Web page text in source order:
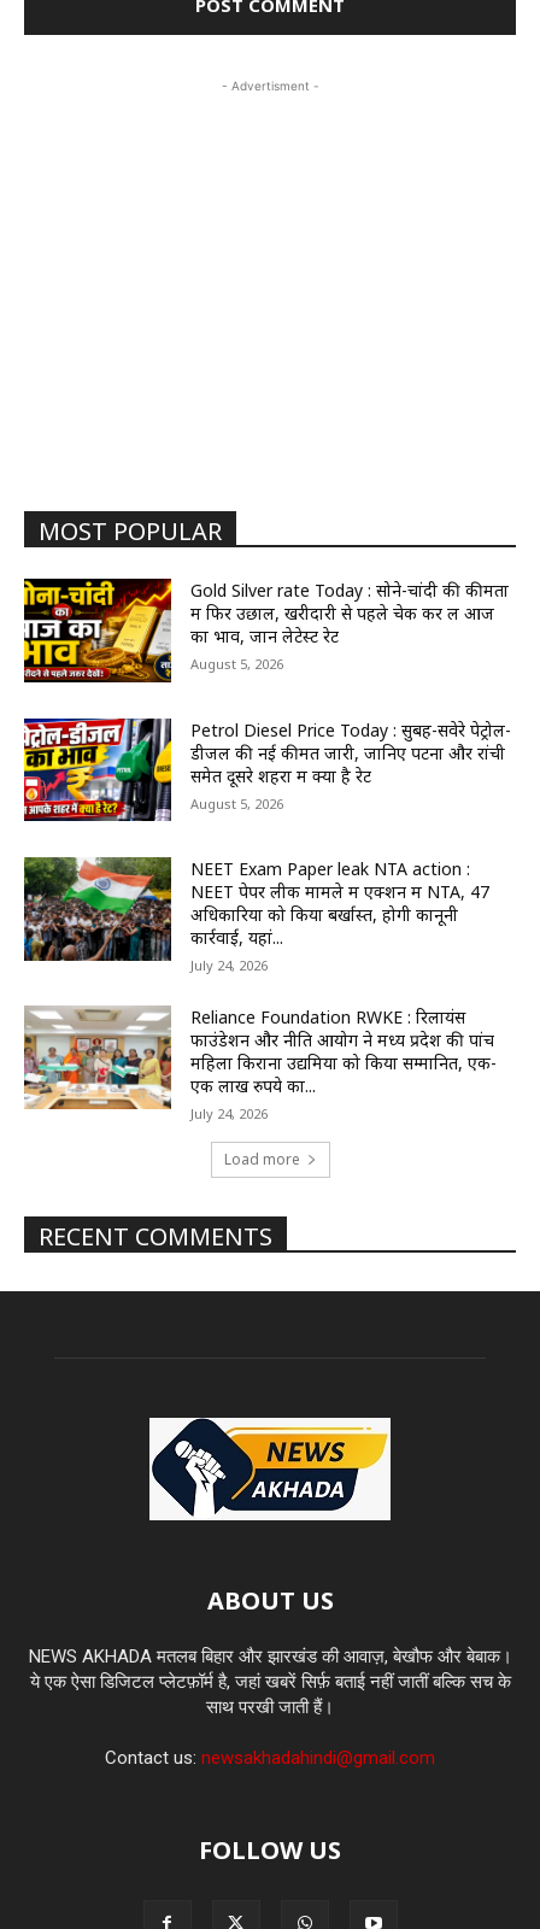
- Advertisment -
MOST POPULAR
Gold Silver rate Today : सोने-चांदी की कीमतों
में फिर उछाल, खरीदारी से पहले चेक कर लें आज
का भाव, जानें लेटेस्ट रेट
August 5, 2026
Petrol Diesel Price Today : सुबह-सवेरे पेट्रोल-
डीजल की नई कीमतें जारी, जानिए पटना और रांची
समेत दूसरे शहरों में क्या है रेट
August 5, 2026
NEET Exam Paper leak NTA action :
NEET पेपर लीक मामले में एक्शन में NTA, 47
अधिकारियों को किया बर्खास्त, होगी कानूनी
कार्रवाई, यहां...
July 24, 2026
Reliance Foundation RWKE : रिलायंस
फाउंडेशन और नीति आयोग ने मध्य प्रदेश की पांच
महिला किराना उद्यमियों को किया सम्मानित, एक-
एक लाख रुपये का...
July 24, 2026
Load more
RECENT COMMENTS
ABOUT US
NEWS AKHADA मतलब बिहार और झारखंड की आवाज़, बेखौफ और बेबाक।
ये एक ऐसा डिजिटल प्लेटफ़ॉर्म है, जहां खबरें सिर्फ़ बताई नहीं जातीं बल्कि सच के
साथ परखी जाती हैं।
Contact us: newsakhadahindi@gmail.com
FOLLOW US